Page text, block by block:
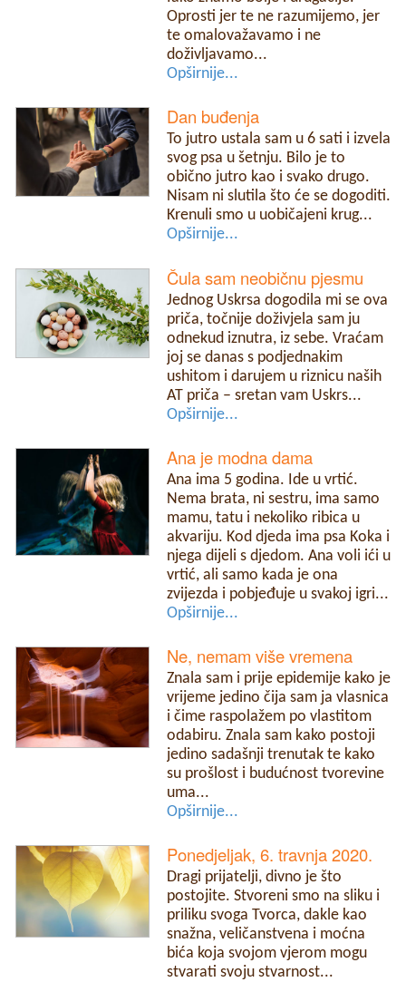
Oprosti jer te ne razumijemo, jer
te omalovažavamo i ne
doživljavamo...
Opširnije...
Dan buđenja
To jutro ustala sam u 6 sati i izvela
svog psa u šetnju. Bilo je to
obično jutro kao i svako drugo.
Nisam ni slutila što će se dogoditi.
Krenuli smo u uobičajeni krug...
Opširnije...
Čula sam neobičnu pjesmu
Jednog Uskrsa dogodila mi se ova
priča, točnije doživjela sam ju
odnekud iznutra, iz sebe. Vraćam
joj se danas s podjednakim
ushitom i darujem u riznicu naših
AT priča – sretan vam Uskrs...
Opširnije...
Ana je modna dama
Ana ima 5 godina. Ide u vrtić.
Nema brata, ni sestru, ima samo
mamu, tatu i nekoliko ribica u
akvariju. Kod djeda ima psa Koka i
njega dijeli s djedom. Ana voli ići u
vrtić, ali samo kada je ona
zvijezda i pobjeđuje u svakoj igri...
Opširnije...
Ne, nemam više vremena
Znala sam i prije epidemije kako je
vrijeme jedino čija sam ja vlasnica
i čime raspolažem po vlastitom
odabiru. Znala sam kako postoji
jedino sadašnji trenutak te kako
su prošlost i budućnost tvorevine
uma...
Opširnije...
Ponedjeljak, 6. travnja 2020.
Dragi prijatelji, divno je što
postojite. Stvoreni smo na sliku i
priliku svoga Tvorca, dakle kao
snažna, veličanstvena i moćna
bića koja svojom vjerom mogu
stvarati svoju stvarnost...